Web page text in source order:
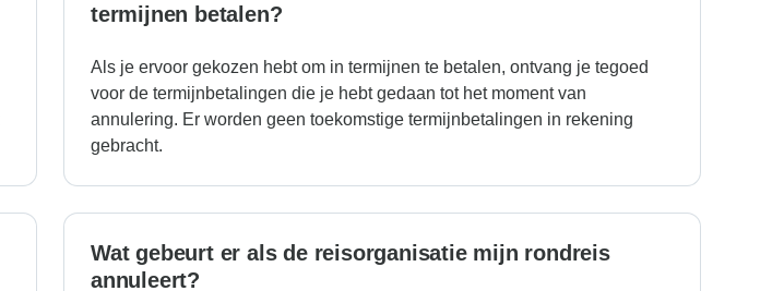
termijnen betalen?
Als je ervoor gekozen hebt om in termijnen te betalen, ontvang je tegoed
voor de termijnbetalingen die je hebt gedaan tot het moment van
annulering. Er worden geen toekomstige termijnbetalingen in rekening
gebracht.
Wat gebeurt er als de reisorganisatie mijn rondreis
annuleert?